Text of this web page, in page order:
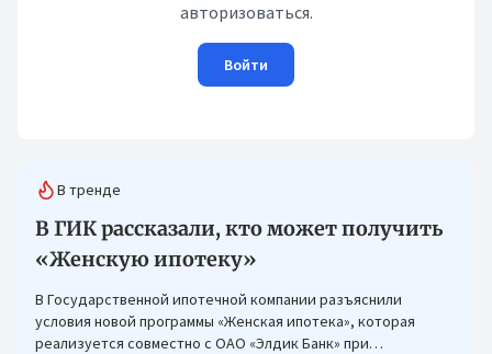
авторизоваться.
Войти
В тренде
В ГИК рассказали, кто может получить
«Женскую ипотеку»
В Государственной ипотечной компании разъяснили
условия новой программы «Женская ипотека», которая
реализуется совместно с ОАО «Элдик Банк» при